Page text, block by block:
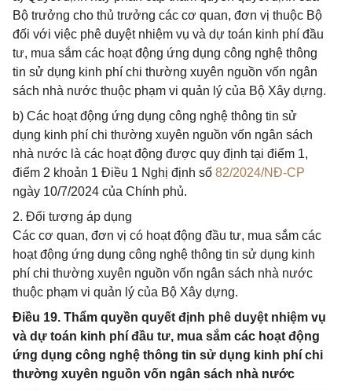
Bộ trưởng cho thủ trưởng các cơ quan, đơn vị thuộc Bộ
đối với việc phê duyệt nhiệm vụ và dự toán kinh phí đầu
tư, mua sắm các hoạt động ứng dụng công nghệ thông
tin sử dụng kinh phí chi thường xuyên nguồn vốn ngân
sách nhà nước thuộc phạm vi quản lý của Bộ Xây dựng.
b) Các hoạt động ứng dụng công nghệ thông tin sử
dụng kinh phí chi thường xuyên nguồn vốn ngân sách
nhà nước là các hoạt động được quy định tại điểm 1,
điểm 2 khoản 1 Điều 1 Nghị định số 82/2024/NĐ-CP
ngày 10/7/2024 của Chính phủ.
2. Đối tượng áp dụng
Các cơ quan, đơn vị có hoạt động đầu tư, mua sắm các
hoạt động ứng dụng công nghệ thông tin sử dụng kinh
phí chi thường xuyên nguồn vốn ngân sách nhà nước
thuộc phạm vi quản lý của Bộ Xây dựng.
Điều 19. Thẩm quyền quyết định phê duyệt nhiệm vụ
và dự toán kinh phí đầu tư, mua sắm các hoạt động
ứng dụng công nghệ thông tin sử dụng kinh phí chi
thường xuyên nguồn vốn ngân sách nhà nước